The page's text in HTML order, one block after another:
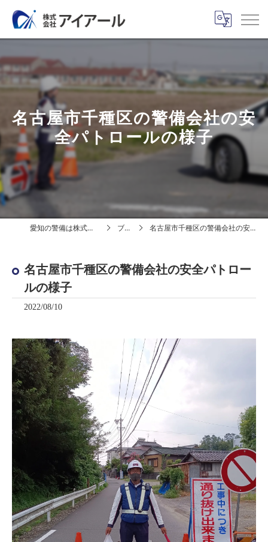
名古屋市千種区の警備会社の安
全パトロールの様子
愛知の警備は株式会社アイアール ブログ 名古屋市千種区の警備会社の安全パトロールの様子
名古屋市千種区の警備会社の安全パトロー
ルの様子
2022/08/10